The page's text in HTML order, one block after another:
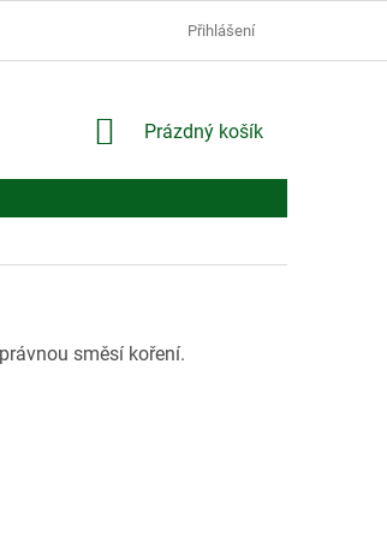
OCHRANY OSOBNÍCH ÚDAJŮ
Přihlášení
NÁKUPNÍ
Prázdný košík
směsí koření.